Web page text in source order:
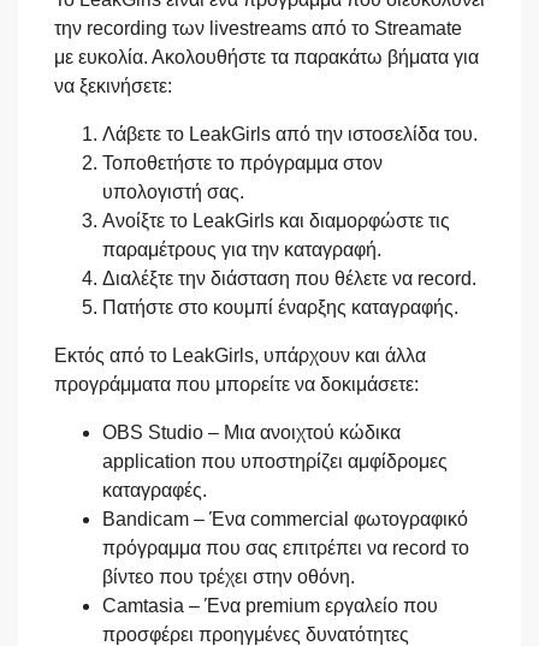
την recording των livestreams από το Streamate
με ευκολία. Ακολουθήστε τα παρακάτω βήματα για
να ξεκινήσετε:
Λάβετε το LeakGirls από την ιστοσελίδα του.
Τοποθετήστε το πρόγραμμα στον
υπολογιστή σας.
Ανοίξτε το LeakGirls και διαμορφώστε τις
παραμέτρους για την καταγραφή.
Διαλέξτε την διάσταση που θέλετε να record.
Πατήστε στο κουμπί έναρξης καταγραφής.
Εκτός από το LeakGirls, υπάρχουν και άλλα
προγράμματα που μπορείτε να δοκιμάσετε:
OBS Studio – Μια ανοιχτού κώδικα
application που υποστηρίζει αμφίδρομες
καταγραφές.
Bandicam – Ένα commercial φωτογραφικό
πρόγραμμα που σας επιτρέπει να record το
βίντεο που τρέχει στην οθόνη.
Camtasia – Ένα premium εργαλείο που
προσφέρει προηγμένες δυνατότητες